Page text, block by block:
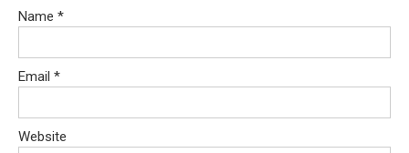
Name *
Email *
Website